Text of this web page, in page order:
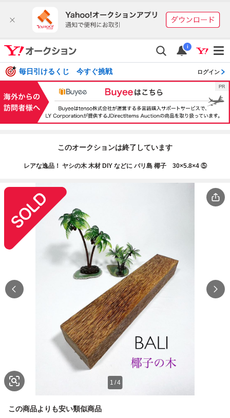
i
毎日引けるくじ 今すぐ挑戦 ログイン
このオークションは終了しています
レアな逸品！ ヤシの木 木材 DIY などに バリ島 椰子 30×5.8×4 ⑤
1 /4
この商品よりも安い類似商品